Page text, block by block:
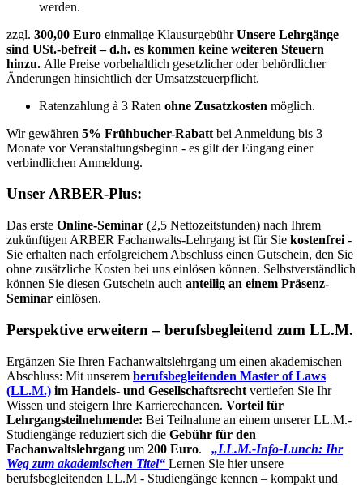
werden.
zzgl. 300,00 Euro einmalige KlausurgebührUnsere Lehrgänge
sind USt.-befreit – d.h. es kommen keine weiteren Steuern
hinzu. Alle Preise vorbehaltlich gesetzlicher oder behördlicher
Änderungen hinsichtlich der Umsatzsteuerpflicht.
Ratenzahlung à 3 Raten ohne Zusatzkosten möglich.
Wir gewähren 5% Frühbucher-Rabatt bei Anmeldung bis 3
Monate vor Veranstaltungsbeginn - es gilt der Eingang einer
verbindlichen Anmeldung.
Unser ARBER-Plus:
Das erste Online-Seminar (2,5 Nettozeitstunden) nach Ihrem
zukünftigen ARBER Fachanwalts-Lehrgang ist für Sie kostenfrei -
Sie erhalten nach erfolgreichem Abschluss einen Gutschein, den Sie
ohne zusätzliche Kosten bei uns einlösen können. Selbstverständlich
können Sie diesen Gutschein auch anteilig an einem Präsenz-
Seminar einlösen.
Perspektive erweitern – berufsbegleitend zum LL.M.
Ergänzen Sie Ihren Fachanwaltslehrgang um einen akademischen
Abschluss: Mit unserem berufsbegleitenden Master of Laws
(LL.M.) im Handels- und Gesellschaftsrecht vertiefen Sie Ihr
Wissen und steigern Ihre Karrierechancen. Vorteil für
Lehrgangsteilnehmende: Bei Teilnahme an einem unserer LL.M.-
Studiengänge reduziert sich die Gebühr für den
Fachanwaltslehrgang um 200 Euro. „LL.M.-Info-Lunch: Ihr
Weg zum akademischen Titel“ Lernen Sie hier unsere
berufsbegleitenden LL.M - Studiengänge kennen – kompakt und